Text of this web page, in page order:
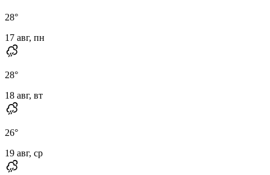
28°
17 авг, пн
28°
18 авг, вт
26°
19 авг, ср